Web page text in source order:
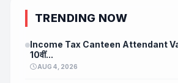
TRENDING NOW
Income Tax Canteen Attendant
10वीं...
AUG 4, 2026